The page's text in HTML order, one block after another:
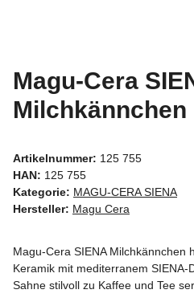
Magu-Cera
Artikelnummer: 125 755
HAN: 125 755
Kategorie: MAGU-CERA SIENA
Hersteller: Magu Cera
Magu-Cera SIENA Milchkännchen
Keramik mit mediterranem
Sahne stilvoll zu Kaffee und Tee